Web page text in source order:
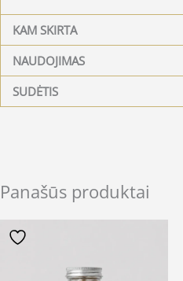
KAM SKIRTA
NAUDOJIMAS
SUDĖTIS
Panašūs produktai